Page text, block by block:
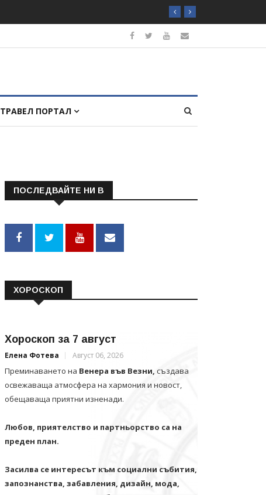
ТРАВЕЛ ПОРТАЛ
ПОСЛЕДВАЙТЕ НИ В
ХОРОСКОП
Хороскоп за 7 август
Елена Фотева Август 06, 2026
Преминаването на Венера във Везни, създава
освежаваща атмосфера на хармония и новост,
обещаваща приятни изненади.
Любов, приятелство и партньорство са на
преден план.
Засилва се интересът към социални събития,
запознанства, забавления, дизайн, мода,